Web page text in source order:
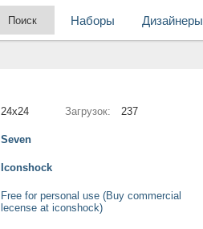
Наборы Дизайнеры
24x24 Загрузок: 237
Seven
Iconshock
Free for personal use (Buy commercial
lecense at iconshock)